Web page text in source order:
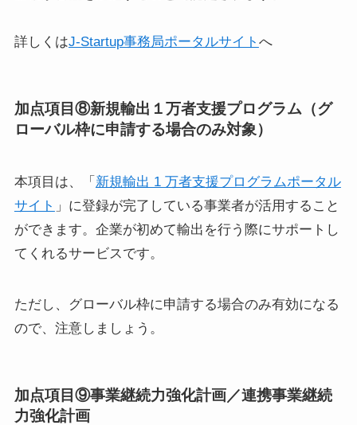
詳しくはJ-Startup事務局ポータルサイト へ
加点項目⑧新規輸出１万者支援プログラム（グ
ローバル枠に申請する場合のみ対象）
本項目は、「 新規輸出 1 万者支援プログラムポータル
サイト 」に登録が完了している事業者が活用すること
ができます。企業が初めて輸出を行う際にサポートし
てくれるサービスです。
ただし、グローバル枠に申請する場合のみ有効になる
ので、注意しましょう。
加点項目⑨事業継続力強化計画／連携事業継続
力強化計画